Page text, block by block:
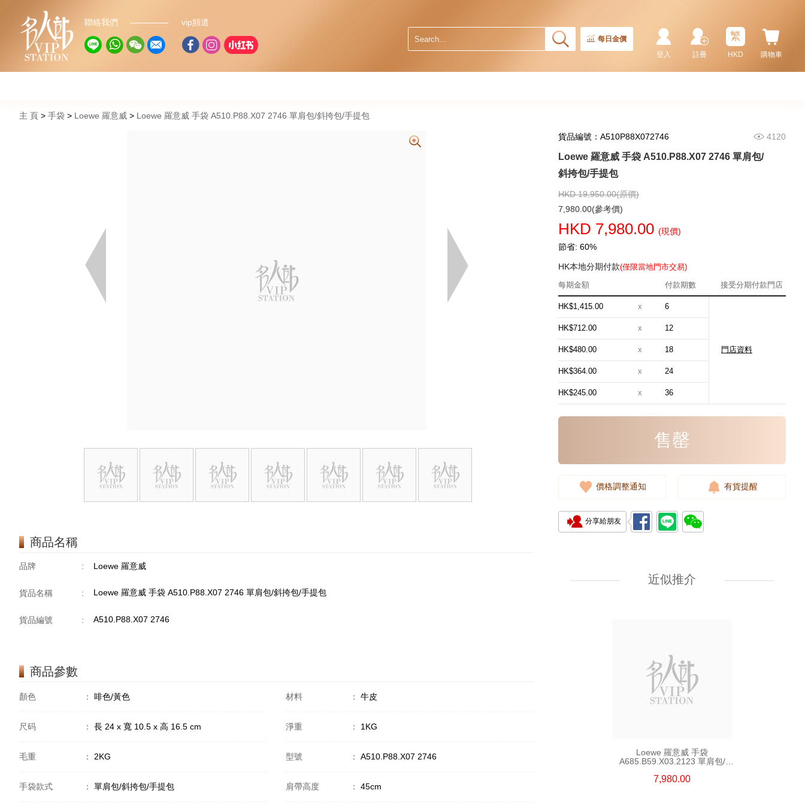
聯絡我們 vip頻道
每日金價
購物車
繁
HKD
註冊
登入
主 頁 手袋 Loewe 羅意威 Loewe 羅意威 手袋 A510.P88.X07 2746 單肩包/斜挎包/手提包
商品名稱
品牌 : Loewe 羅意威
貨品名稱 : Loewe 羅意威 手袋 A510.P88.X07 2746 單肩包/斜挎包/手提包
貨品編號 : A510.P88.X07 2746
商品參數
顏色 ： 啡色/黃色 材料 ： 牛皮
尺码 ： 長 24 x 寬 10.5 x 高 16.5 cm 淨重 ： 1KG
毛重 ： 2KG 型號 ： A510.P88.X07 2746
手袋款式 ： 單肩包/斜挎包/手提包 肩帶高度 ： 45cm
貨品編號：A510P88X072746 4120
Loewe 羅意威 手袋 A510.P88.X07 2746 單肩包/
斜挎包/手提包
HKD 19,950.00(原價)
7,980.00(參考價)
HKD 7,980.00 (現價)
節省: 60%
HK本地分期付款(僅限當地門市交易)
每期金額
付款期數 接受分期付款門店
HK$1,415.00 x 6
門店資料
HK$712.00 x 12
HK$480.00 x 18
HK$364.00 x 24
HK$245.00 x 36
售罄
價格調整通知 有貨提醒
分享給朋友
近似推介
斜挎包/手提包
7,980.00
19,800.00
Loewe 羅意威 手袋
A685.B59.X03.2123 單肩包/
7,980.00